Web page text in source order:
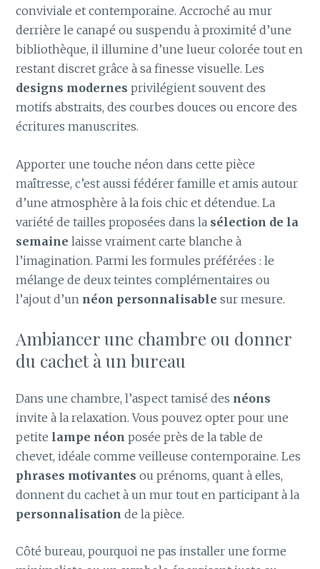
conviviale et contemporaine. Accroché au mur
derrière le canapé ou suspendu à proximité d’une
bibliothèque, il illumine d’une lueur colorée tout en
restant discret grâce à sa finesse visuelle. Les
designs modernes privilégient souvent des
motifs abstraits, des courbes douces ou encore des
écritures manuscrites.
Apporter une touche néon dans cette pièce
maîtresse, c’est aussi fédérer famille et amis autour
d’une atmosphère à la fois chic et détendue. La
variété de tailles proposées dans la sélection de la
semaine laisse vraiment carte blanche à
l’imagination. Parmi les formules préférées : le
mélange de deux teintes complémentaires ou
l’ajout d’un néon personnalisable sur mesure.
Ambiancer une chambre ou donner
du cachet à un bureau
Dans une chambre, l’aspect tamisé des néons
invite à la relaxation. Vous pouvez opter pour une
petite lampe néon posée près de la table de
chevet, idéale comme veilleuse contemporaine. Les
phrases motivantes ou prénoms, quant à elles,
donnent du cachet à un mur tout en participant à la
personnalisation de la pièce.
Côté bureau, pourquoi ne pas installer une forme